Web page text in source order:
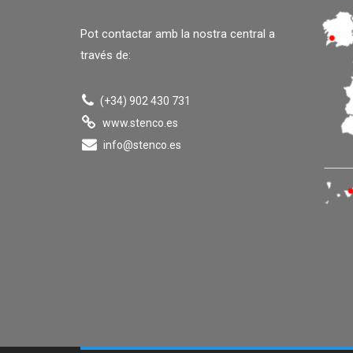
Pot contactar amb la nostra central a
través de:
(+34) 902 430 731
www.stenco.es
info@stenco.es